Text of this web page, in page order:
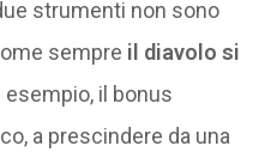
strumenti non sono
sempre il diavolo si
esempio, il bonus
a prescindere da una